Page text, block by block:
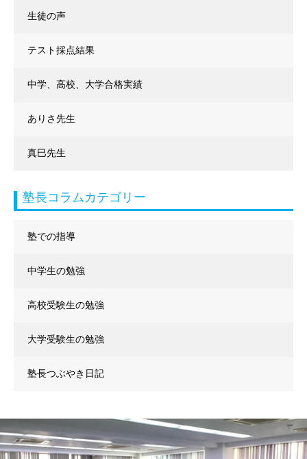
生徒の声
テスト採点結果
中学、高校、大学合格実績
ありさ先生
真巳先生
塾長コラムカテゴリー
塾での指導
中学生の勉強
高校受験生の勉強
大学受験生の勉強
塾長つぶやき日記